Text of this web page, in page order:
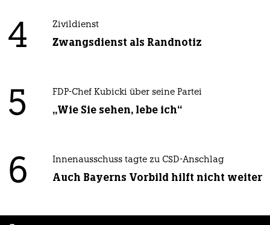
4 Zivildienst
Zwangsdienst als Randnotiz
5 FDP-Chef Kubicki über seine Partei
„Wie Sie sehen, lebe ich“
6 Innenausschuss tagte zu CSD-Anschlag
Auch Bayerns Vorbild hilft nicht weiter